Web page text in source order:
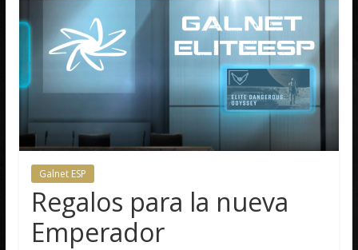
Galnet ESP
Regalos para la nueva
Emperador